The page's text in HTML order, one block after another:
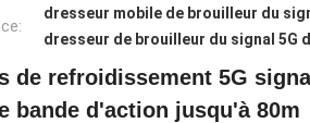
dresseur mobile de brouilleur du
dresseur de brouilleur du signal 5G
de refroidissement 5G
bande d'action jusqu'à 80m